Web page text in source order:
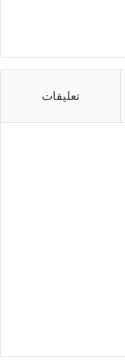
تعليقات